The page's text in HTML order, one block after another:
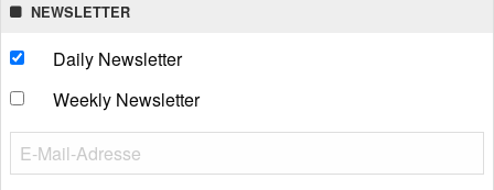
NEWSLETTER
Daily Newsletter
Weekly Newsletter